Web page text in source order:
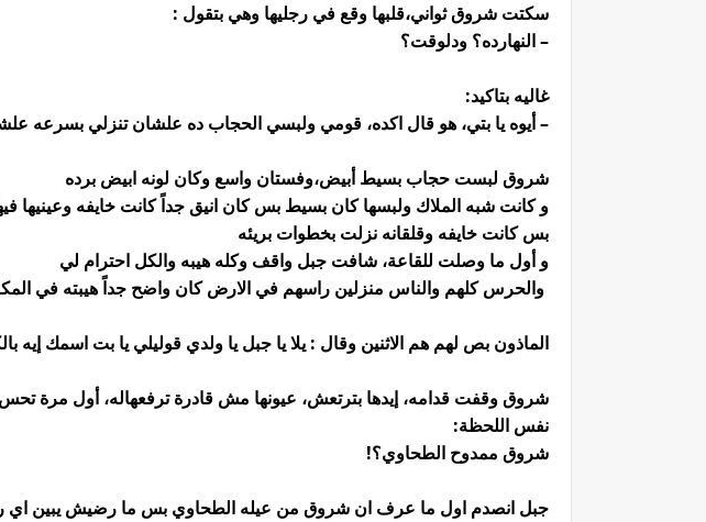
سكتت شروق ثواني،قلبها وقع في رجليها وهي بتقول :
– النهارده؟ ودلوقت؟
غاليه بتاكيد:
– أيوه يا بتي، هو قال اكده، قومي ولبسي الحجاب ده علشان تنزلي بسرعه
شروق لبست حجاب بسيط أبيض،وفستان واسع وكان لونه ابيض برده
و كانت شبه الملاك ولبسها كان بسيط بس كان انيق جداً كانت خايفه وعينيها
بس كانت خايفه وقلقانه نزلت بخطوات بريئه
و أول ما وصلت للقاعة، شافت جبل واقف وكله هيبه والكل احترام لي
والحرس كلهم والناس منزلين راسهم في الارض كان واضح جداً هيبته في
الماذون بص لهم هم الاثنين وقال : يلا يا جبل يا ولدي قوليلي يا بت اسمك إيه
شروق وقفت قدامه، إيدها بترتعش، عيونها مش قادرة ترفعهاله، أول مرة تحس
نفس اللحظة:
شروق ممدوح الطحاوي؟!
جبل انصدم اول ما عرف ان شروق من عيله الطحاوي بس ما رضيش يبين اي